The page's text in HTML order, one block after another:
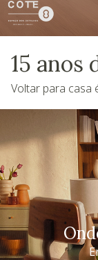
15 anos
Voltar para casa